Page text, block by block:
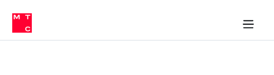
Медиа-центр
и акционерам
Устойчивое развитие
Комплаенс и деловая этика
компании